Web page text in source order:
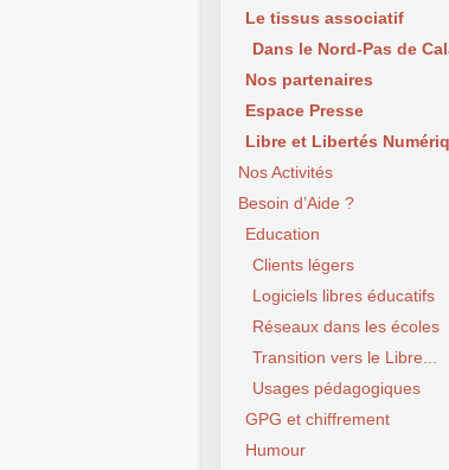
Le tissus associatif
Dans le Nord-Pas de
Nos partenaires
Espace Presse
Libre et Libertés
Nos Activités
Besoin d’Aide ?
Education
Clients légers
Logiciels libres éducatifs
Réseaux dans les écoles
Transition vers le Libre...
Usages pédagogiques
GPG et chiffrement
Humour